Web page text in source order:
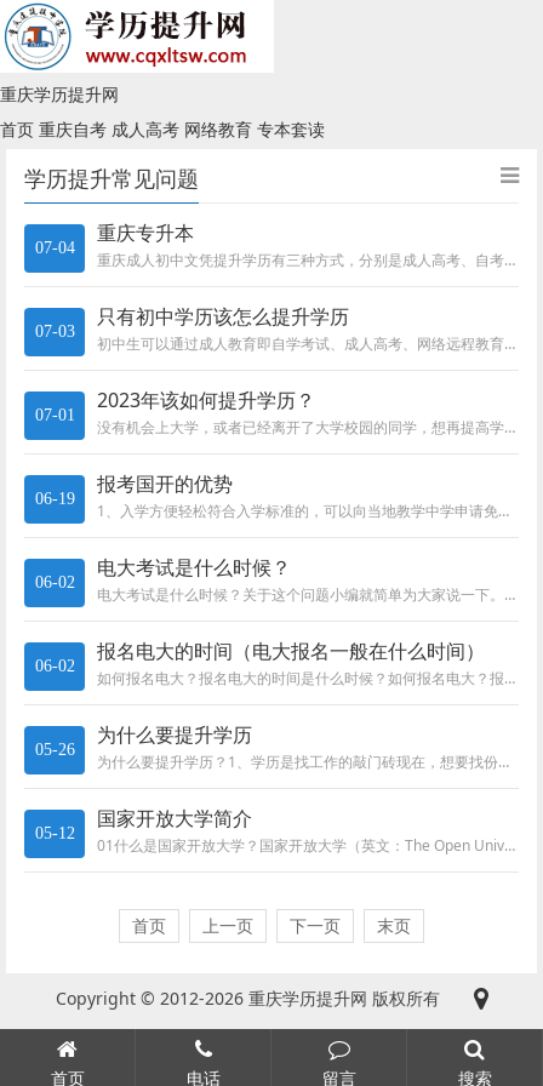
重庆学历提升网
首页 重庆自考 成人高考 网络教育 专本套读
学历提升常见问题
07-04
重庆专升本
重庆成人初中文凭提升学历有三种方式，分别是成人高考、自考和国家开放大学，各位同学可以结合自身情况选择适合自己的提升方式!...
07-03
只有初中学历该怎么提升学历
初中生可以通过成人教育即自学考试、成人高考、网络远程教育和国家开放大学四种方式提升学历。其中国家开放大学相对简单方便一些...
07-01
2023年该如何提升学历？
没有机会上大学，或者已经离开了大学校园的同学，想再提高学历就只有这三种方式了切记，拿任何学历都有过程，不要轻信操作，包过...
06-19
报考国开的优势
1、入学方便轻松符合入学标准的，可以向当地教学中学申请免试入学，不用参加全国统一的成人高考，只要考生携带相关的报考资料即...
06-02
电大考试是什么时候？
电大考试是什么时候？关于这个问题小编就简单为大家说一下。电大考试是什么时候？每年1月份或者7月份左右考试。一次在7月10...
06-02
报名电大的时间（电大报名一般在什么时间）
如何报名电大？报名电大的时间是什么时候？如何报名电大？报名电大的时间是什么时候？在当今社会，人们的学习方式越来越多样化，...
05-26
为什么要提升学历
为什么要提升学历？1、学历是找工作的敲门砖现在，想要找份体面的工作，在别人不认识你的时候，学历就是用人单位首先看中的东西...
05-12
国家开放大学简介
01什么是国家开放大学？国家开放大学（英文：The Open University of China）是教育部直属的，以...
首页 上一页 下一页 末页
Copyright © 2012-2026 重庆学历提升网 版权所有
首页 电话 留言 搜索